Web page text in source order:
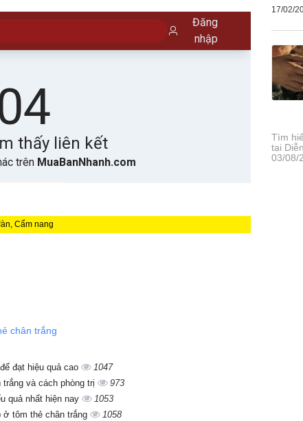
Cẩm nang
chân trắng
đạt hiệu quả cao
1047
và cách phòng trị
973
quả nhất hiện nay
1053
ở tôm thẻ chân trắng
1058
17/02/
Tìm
tại
03/08/